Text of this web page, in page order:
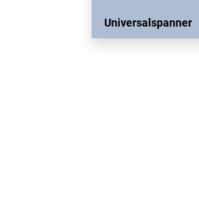
Universalspanner